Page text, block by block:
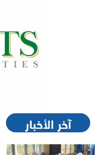
آخر الأخبار